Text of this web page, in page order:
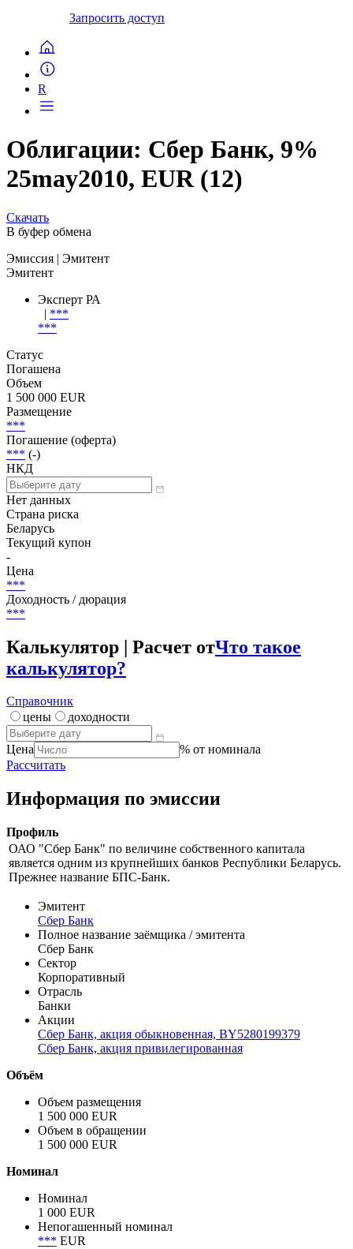
Запросить доступ
R
Облигации: Сбер Банк, 9%
25may2010, EUR (12)
Скачать
В буфер обмена
Эмиссия | Эмитент
Эмитент
Эксперт РА
| ***
***
Статус
Погашена
Объем
1 500 000 EUR
Размещение
***
Погашение (оферта)
*** (-)
НКД
Нет данных
Страна риска
Беларусь
Текущий купон
-
Цена
***
Доходность / дюрация
***
Калькулятор | Расчет отЧто такое
калькулятор?
Справочник
цены
доходности
Цена
% от номинала
Рассчитать
Информация по эмиссии
Профиль
ОАО "Сбер Банк" по величине собственного капитала
является одним из крупнейших банков Республики Беларусь.
Прежнее название БПС-Банк.
Эмитент
Сбер Банк
Полное название заёмщика / эмитента
Сбер Банк
Сектор
Корпоративный
Отрасль
Банки
Акции
Сбер Банк, акция обыкновенная, BY5280199379
Сбер Банк, акция привилегированная
Объём
Объем размещения
1 500 000 EUR
Объем в обращении
1 500 000 EUR
Номинал
Номинал
1 000 EUR
Непогашенный номинал
*** EUR